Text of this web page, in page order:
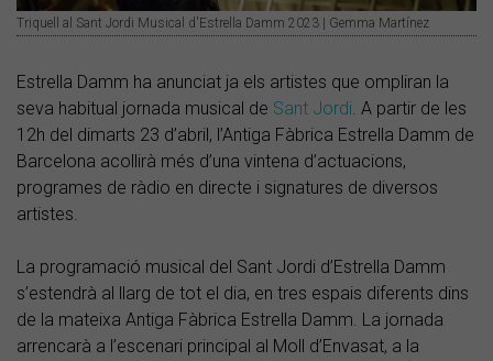
Triquell al Sant Jordi Musical d'Estrella Damm 2023 | Gemma Martínez
Estrella Damm ha anunciat ja els artistes que ompliran la
seva habitual jornada musical de Sant Jordi. A partir de les
12h del dimarts 23 d’abril, l’Antiga Fàbrica Estrella Damm de
Barcelona acollirà més d’una vintena d’actuacions,
programes de ràdio en directe i signatures de diversos
artistes.
La programació musical del Sant Jordi d’Estrella Damm
s’estendrà al llarg de tot el dia, en tres espais diferents dins
de la mateixa Antiga Fàbrica Estrella Damm. La jornada
arrencarà a l’escenari principal al Moll d’Envasat, a la